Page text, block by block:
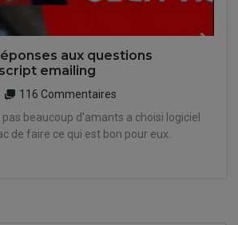
aux questions
emailing
116 Commentaires
beaucoup d'amants a choisi logiciel
de faire ce qui est bon pour eux.